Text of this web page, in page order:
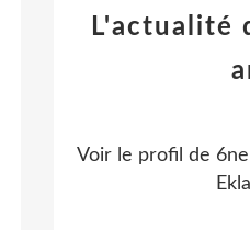
L'actualité
Voir le profil de